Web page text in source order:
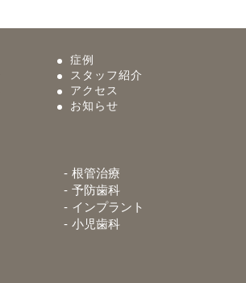
症例
スタッフ紹介
アクセス
お知らせ
根管治療
予防歯科
インプラント
小児歯科